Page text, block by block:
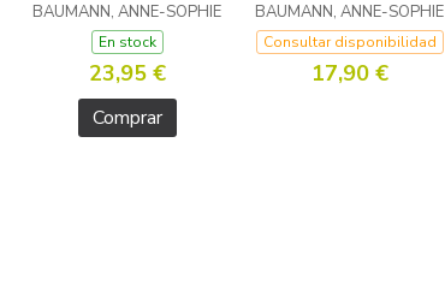
BAUMANN, ANNE-SOPHIE
En stock
23,95 €
Comprar
BAUMANN, ANNE-SOPHIE
Consultar disponibilidad
17,90 €